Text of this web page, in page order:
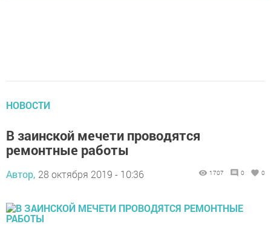
НОВОСТИ
В заинской мечети проводятся
ремонтные работы
Автор, 28 октября 2019 - 10:36 1707 0 0